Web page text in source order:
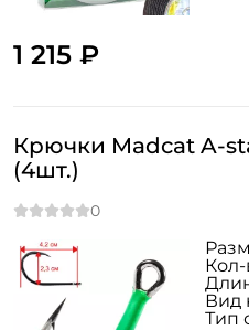
1 215 ₽
Крючки Madcat A-
(4шт.)
Кол-
Вид
Тип